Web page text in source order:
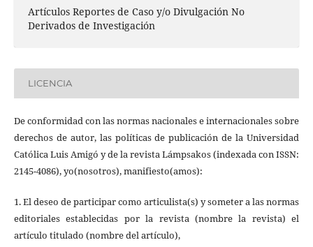
Artículos Reportes de Caso y/o Divulgación No
Derivados de Investigación
LICENCIA
De conformidad con las normas nacionales e internacionales sobre
derechos de autor, las políticas de publicación de la Universidad
Católica Luis Amigó y de la revista Lámpsakos (indexada con ISSN:
2145-4086), yo(nosotros), manifiesto(amos):
1. El deseo de participar como articulista(s) y someter a las normas
editoriales establecidas por la revista (nombre la revista) el
artículo titulado (nombre del artículo),